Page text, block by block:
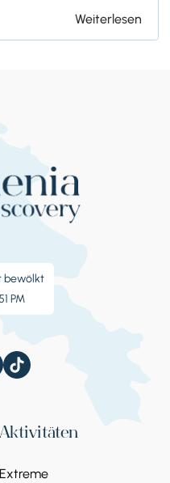
Weiterlesen
bewölkt
PM
Aktivitäten
Extreme